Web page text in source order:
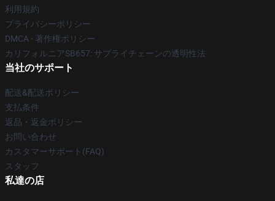
利用規約
プライバシーポリシー
DMCA - 著作権ポリシー
カリフォルニアSB657: サプライチェーンの透明性法
当社のサポート
配送&配送ポリシー
支払条件
返品・返金ポリシー
お問い合わせ
カスタマーサポート(FAQ)
スタッフ
私達の店